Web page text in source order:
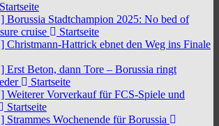
Startseite
Borussia Stadtchampion 2025: No bed of
cruise
Startseite
Christmann-Hattrick ebnet den Weg ins Finale
Erst Beton, dann Tore – Borussia ringt
Startseite
Weiterer Vorverkauf für FCS-Spiele und
Startseite
Strammes Wochenende für Borussia